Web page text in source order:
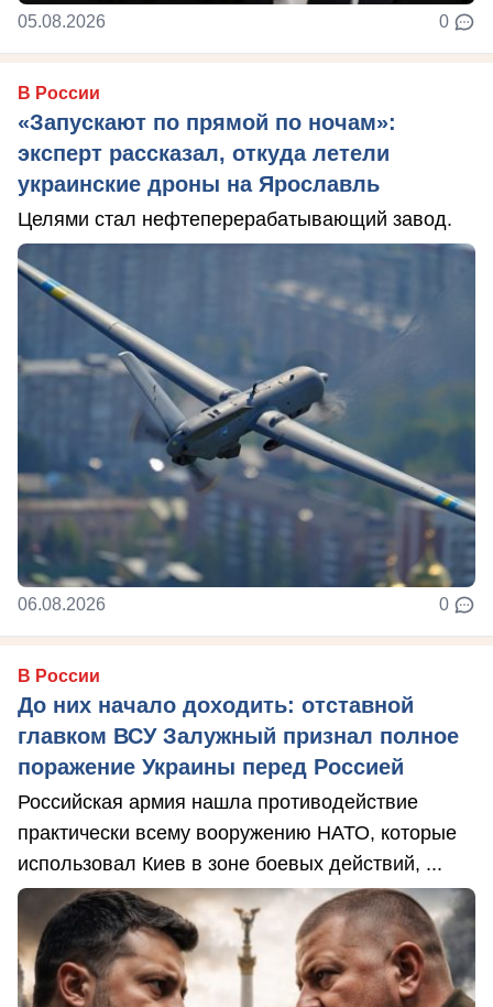
05.08.2026 0
В России
«Запускают по прямой по ночам»:
эксперт рассказал, откуда летели
украинские дроны на Ярославль
Целями стал нефтеперерабатывающий завод.
06.08.2026 0
В России
До них начало доходить: отставной
главком ВСУ Залужный признал полное
поражение Украины перед Россией
Российская армия нашла противодействие
практически всему вооружению НАТО, которые
использовал Киев в зоне боевых действий, ...